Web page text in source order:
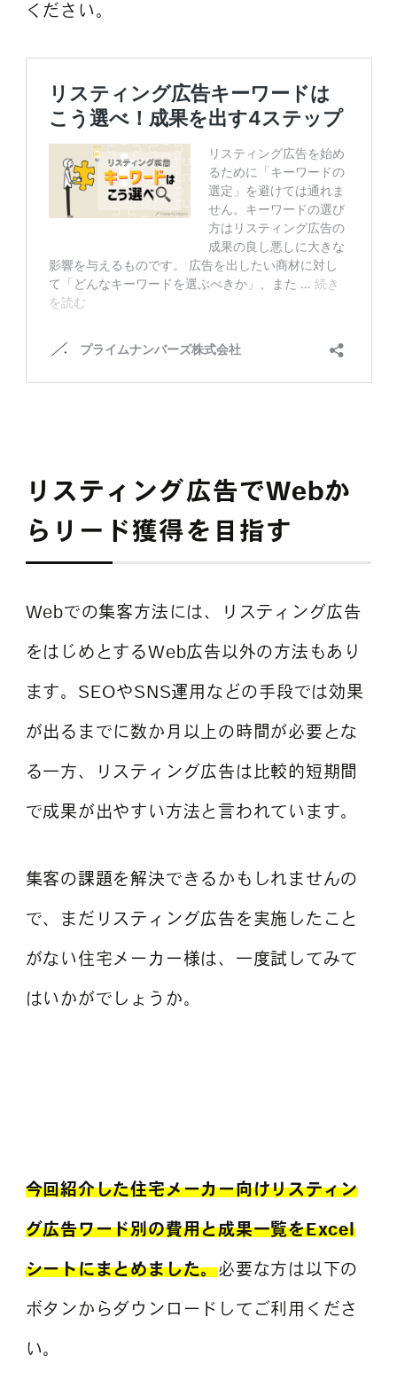
ください。
リスティング広告でWebか
らリード獲得を目指す
Webでの集客方法には、リスティング広告
をはじめとするWeb広告以外の方法もあり
ます。SEOやSNS運用などの手段では効果
が出るまでに数か月以上の時間が必要とな
る一方、リスティング広告は比較的短期間
で成果が出やすい方法と言われています。
集客の課題を解決できるかもしれませんの
で、まだリスティング広告を実施したこと
がない住宅メーカー様は、一度試してみて
はいかがでしょうか。
今回紹介した住宅メーカー向けリスティン
グ広告ワード別の費用と成果一覧をExcel
シートにまとめました。必要な方は以下の
ボタンからダウンロードしてご利用くださ
い。